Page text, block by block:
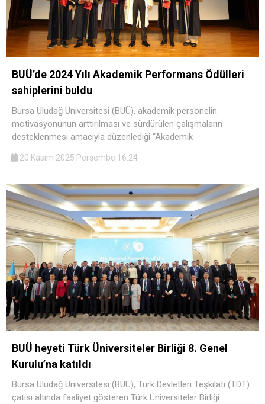
BUÜ’de 2024 Yılı Akademik Performans Ödülleri
sahiplerini buldu
Bursa Uludağ Üniversitesi (BUÜ), akademik personelin
motivasyonunun arttırılması ve sürdürülen çalışmaların
desteklenmesi amacıyla düzenlediği “Akademik
20 Kasım 2025 Perşembe 16:24
BUÜ heyeti Türk Üniversiteler Birliği 8. Genel
Kurulu’na katıldı
Bursa Uludağ Üniversitesi (BUÜ), Türk Devletleri Teşkilatı (TDT)
çatısı altında faaliyet gösteren Türk Üniversiteler Birliği